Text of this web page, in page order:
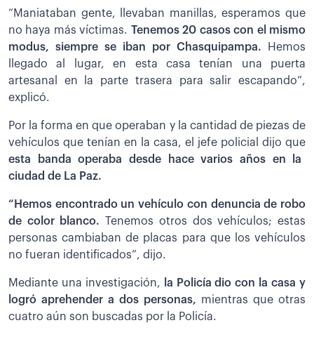
“Maniataban gente, llevaban manillas, esperamos que
no haya más víctimas. Tenemos 20 casos con el mismo
modus, siempre se iban por Chasquipampa. Hemos
llegado al lugar, en esta casa tenían una puerta
artesanal en la parte trasera para salir escapando”,
explicó.
Por la forma en que operaban y la cantidad de piezas de
vehículos que tenían en la casa, el jefe policial dijo que
esta banda operaba desde hace varios años en la
ciudad de La Paz.
“Hemos encontrado un vehículo con denuncia de robo
de color blanco. Tenemos otros dos vehículos; estas
personas cambiaban de placas para que los vehículos
no fueran identificados”, dijo.
Mediante una investigación, la Policía dio con la casa y
logró aprehender a dos personas, mientras que otras
cuatro aún son buscadas por la Policía.